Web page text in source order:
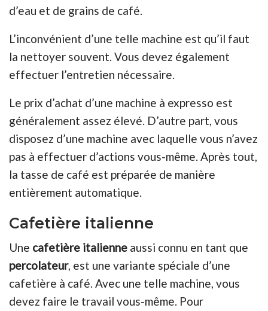
d’eau et de grains de café.
L’inconvénient d’une telle machine est qu’il faut
la nettoyer souvent. Vous devez également
effectuer l’entretien nécessaire.
Le prix d’achat d’une machine à expresso est
généralement assez élevé. D’autre part, vous
disposez d’une machine avec laquelle vous n’avez
pas à effectuer d’actions vous-même. Après tout,
la tasse de café est préparée de manière
entièrement automatique.
Cafetière italienne
Une cafetière italienne aussi connu en tant que
percolateur, est une variante spéciale d’une
cafetière à café. Avec une telle machine, vous
devez faire le travail vous-même. Pour